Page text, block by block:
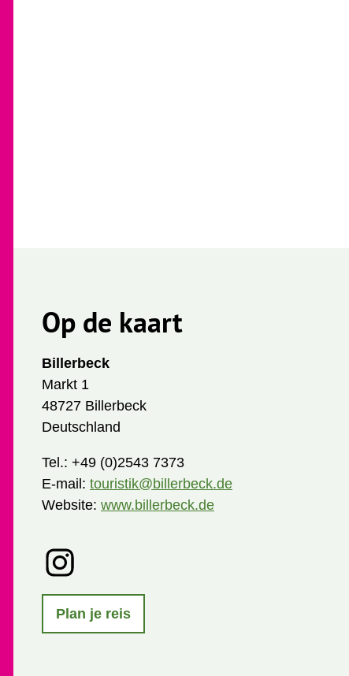
Op de kaart
Billerbeck
Markt 1
48727 Billerbeck
Deutschland
Tel.: +49 (0)2543 7373
E-mail: touristik@billerbeck.de
Website: www.billerbeck.de
I
n
s
a
Plan je reis